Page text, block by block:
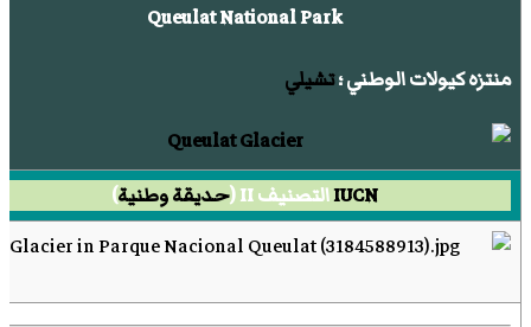
Queulat National Park
منتزه كيولات الوطني ؛تشيلي
IUCNالتصنيف II ( حديقة وطنية)